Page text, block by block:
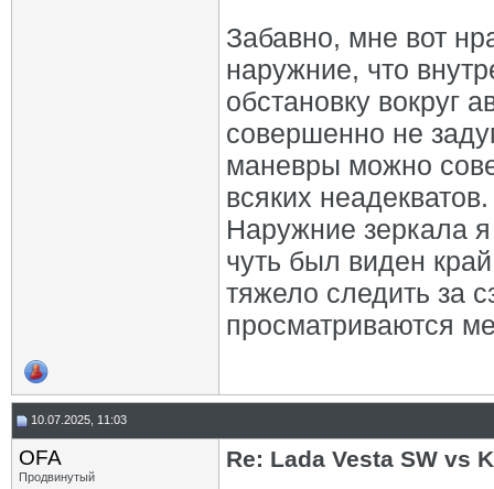
Забавно, мне вот
наружние, что
обстановку вокруг
совершенно не
маневры можно
всяких неадекватов.
Наружние зеркала я
чуть был виден
тяжело следить за
просматриваются
10.07.2025, 11:03
OFA
Продвинутый
Re: Lada Vesta SW vs